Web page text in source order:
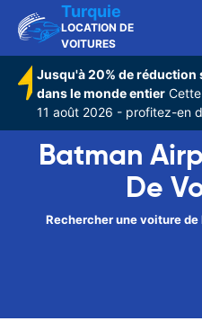
Turquie
LOCATION DE
VOITURES
Jusqu'à 20% de
dans le monde entier
11 août 2026 - profitez-en
Batman
De
Rechercher une voiture